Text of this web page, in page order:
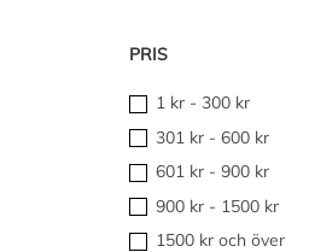
PRIS
1 kr- 300 kr
301 kr- 600 kr
601 kr- 900 kr
900 kr- 1500 kr
1500 kroch över